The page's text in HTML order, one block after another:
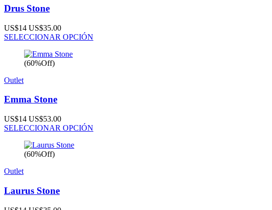
Drus Stone
US$14 US$35.00
SELECCIONAR OPCIÓN
(60%Off)
Outlet
Emma Stone
US$14 US$53.00
SELECCIONAR OPCIÓN
(60%Off)
Outlet
Laurus Stone